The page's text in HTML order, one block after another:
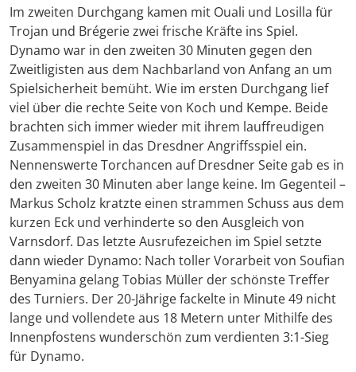
Im zweiten Durchgang kamen mit Ouali und Losilla für
Trojan und Brégerie zwei frische Kräfte ins Spiel.
Dynamo war in den zweiten 30 Minuten gegen den
Zweitligisten aus dem Nachbarland von Anfang an um
Spielsicherheit bemüht. Wie im ersten Durchgang lief
viel über die rechte Seite von Koch und Kempe. Beide
brachten sich immer wieder mit ihrem lauffreudigen
Zusammenspiel in das Dresdner Angriffsspiel ein.
Nennenswerte Torchancen auf Dresdner Seite gab es in
den zweiten 30 Minuten aber lange keine. Im Gegenteil –
Markus Scholz kratzte einen strammen Schuss aus dem
kurzen Eck und verhinderte so den Ausgleich von
Varnsdorf. Das letzte Ausrufezeichen im Spiel setzte
dann wieder Dynamo: Nach toller Vorarbeit von Soufian
Benyamina gelang Tobias Müller der schönste Treffer
des Turniers. Der 20-Jährige fackelte in Minute 49 nicht
lange und vollendete aus 18 Metern unter Mithilfe des
Innenpfostens wunderschön zum verdienten 3:1-Sieg
für Dynamo.